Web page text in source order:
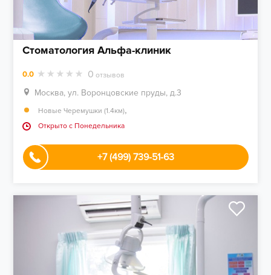
Стоматология Альфа-клиник
0.0 0 отзывов
Москва, ул. Воронцовские пруды, д.3
Новые Черемушки (1.4км),
Открыто c Понедельника
+7 (499) 739-51-63